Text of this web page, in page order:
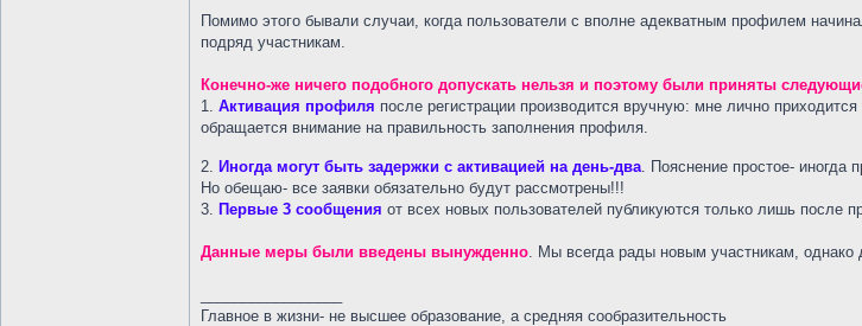
Помимо этого бывали случаи, когда пользователи с вполне адекватным профилем
подряд участникам.
Конечно-же ничего подобного допускать нельзя и поэтому были приняты
1. Активация профиля после регистрации производится вручную: мне лично
обращается внимание на правильность заполнения профиля.
2. Иногда могут быть задержки с активацией на день-два. Пояснение простое- иногда
Но обещаю- все заявки обязательно будут рассмотрены!!!
3. Первые 3 сообщения от всех новых пользователей публикуются только лишь после
Данные меры были введены вынужденно. Мы всегда рады новым участникам, однако
Главное в жизни- не высшее образование, а средняя сообразительность